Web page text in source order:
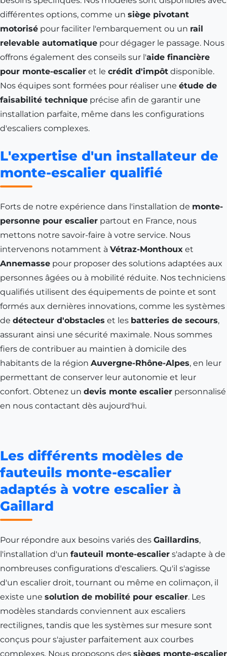
différentes options, comme un siège pivotant
motorisé pour faciliter l'embarquement ou un rail
relevable automatique pour dégager le passage. Nous
offrons également des conseils sur l'aide financière
pour monte-escalier et le crédit d'impôt disponible.
Nos équipes sont formées pour réaliser une étude de
faisabilité technique précise afin de garantir une
installation parfaite, même dans les configurations
d'escaliers complexes.
L'expertise d'un installateur de
monte-escalier qualifié
Forts de notre expérience dans l'installation de monte-
personne pour escalier partout en France, nous
mettons notre savoir-faire à votre service. Nous
intervenons notamment à Vétraz-Monthoux et
Annemasse pour proposer des solutions adaptées aux
personnes âgées ou à mobilité réduite. Nos techniciens
qualifiés utilisent des équipements de pointe et sont
formés aux dernières innovations, comme les systèmes
de détecteur d'obstacles et les batteries de secours,
assurant ainsi une sécurité maximale. Nous sommes
fiers de contribuer au maintien à domicile des
habitants de la région Auvergne-Rhône-Alpes, en leur
permettant de conserver leur autonomie et leur
confort. Obtenez un devis monte escalier personnalisé
en nous contactant dès aujourd'hui.
Les différents modèles de
fauteuils monte-escalier
adaptés à votre escalier à
Gaillard
Pour répondre aux besoins variés des Gaillardins,
l'installation d'un fauteuil monte-escalier s'adapte à de
nombreuses configurations d'escaliers. Qu'il s'agisse
d'un escalier droit, tournant ou même en colimaçon, il
existe une solution de mobilité pour escalier. Les
modèles standards conviennent aux escaliers
rectilignes, tandis que les systèmes sur mesure sont
conçus pour s'ajuster parfaitement aux courbes
complexes. Nous proposons des sièges monte-escalier